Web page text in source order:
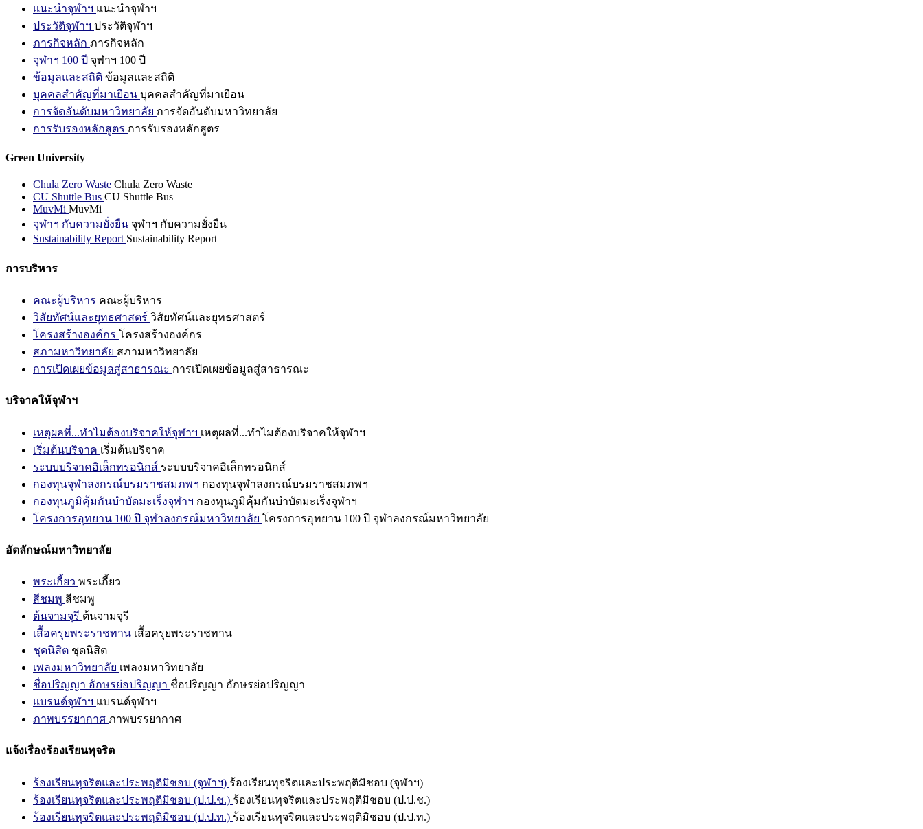
แนะนำจุฬาฯ แนะนำจุฬาฯ
ประวัติจุฬาฯ ประวัติจุฬาฯ
ภารกิจหลัก ภารกิจหลัก
จุฬาฯ 100 ปี จุฬาฯ 100 ปี
ข้อมูลและสถิติ ข้อมูลและสถิติ
บุคคลสำคัญที่มาเยือน บุคคลสำคัญที่มาเยือน
การจัดอันดับมหาวิทยาลัย การจัดอันดับมหาวิทยาลัย
การรับรองหลักสูตร การรับรองหลักสูตร
Green University
Chula Zero Waste Chula Zero Waste
CU Shuttle Bus CU Shuttle Bus
MuvMi MuvMi
จุฬาฯ กับความยั่งยืน จุฬาฯ กับความยั่งยืน
Sustainability Report Sustainability Report
การบริหาร
คณะผู้บริหาร คณะผู้บริหาร
วิสัยทัศน์และยุทธศาสตร์ วิสัยทัศน์และยุทธศาสตร์
โครงสร้างองค์กร โครงสร้างองค์กร
สภามหาวิทยาลัย สภามหาวิทยาลัย
การเปิดเผยข้อมูลสู่สาธารณะ การเปิดเผยข้อมูลสู่สาธารณะ
บริจาคให้จุฬาฯ
เหตุผลที่...ทำไมต้องบริจาคให้จุฬาฯ เหตุผลที่...ทำไมต้องบริจาคให้จุฬาฯ
เริ่มต้นบริจาค เริ่มต้นบริจาค
ระบบบริจาคอิเล็กทรอนิกส์ ระบบบริจาคอิเล็กทรอนิกส์
กองทุนจุฬาลงกรณ์บรมราชสมภพฯ กองทุนจุฬาลงกรณ์บรมราชสมภพฯ
กองทุนภูมิคุ้มกันบำบัดมะเร็งจุฬาฯ กองทุนภูมิคุ้มกันบำบัดมะเร็งจุฬาฯ
โครงการอุทยาน 100 ปี จุฬาลงกรณ์มหาวิทยาลัย โครงการอุทยาน 100 ปี จุฬาลงกรณ์มหาวิทยาลัย
อัตลักษณ์มหาวิทยาลัย
พระเกี้ยว พระเกี้ยว
สีชมพู สีชมพู
ต้นจามจุรี ต้นจามจุรี
เสื้อครุยพระราชทาน เสื้อครุยพระราชทาน
ชุดนิสิต ชุดนิสิต
เพลงมหาวิทยาลัย เพลงมหาวิทยาลัย
ชื่อปริญญา อักษรย่อปริญญา ชื่อปริญญา อักษรย่อปริญญา
แบรนด์จุฬาฯ แบรนด์จุฬาฯ
ภาพบรรยากาศ ภาพบรรยากาศ
แจ้งเรื่องร้องเรียนทุจริต
ร้องเรียนทุจริตและประพฤติมิชอบ (จุฬาฯ) ร้องเรียนทุจริตและประพฤติมิชอบ (จุฬาฯ)
ร้องเรียนทุจริตและประพฤติมิชอบ (ป.ป.ช.) ร้องเรียนทุจริตและประพฤติมิชอบ (ป.ป.ช.)
ร้องเรียนทุจริตและประพฤติมิชอบ (ป.ป.ท.) ร้องเรียนทุจริตและประพฤติมิชอบ (ป.ป.ท.)